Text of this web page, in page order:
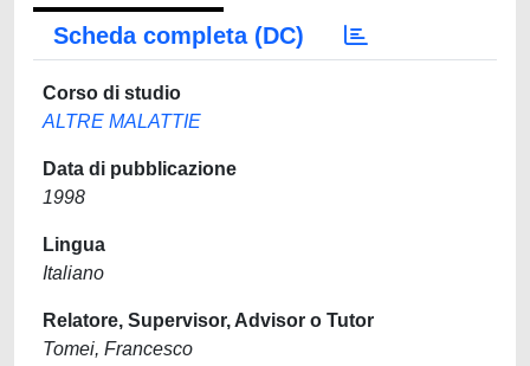
Scheda completa (DC)
Corso di studio
ALTRE MALATTIE
Data di pubblicazione
1998
Lingua
Italiano
Relatore, Supervisor, Advisor o Tutor
Tomei, Francesco